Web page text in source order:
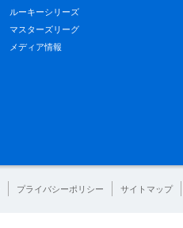
ルーキーシリーズ
マスターズリーグ
メディア情報
プライバシーポリシー サイトマップ